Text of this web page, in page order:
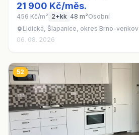
21 900 Kč/měs.
456 Kč/m² 2+kk 48 m²Osobní
Lidická, Šlapanice, okres Brno-venkov
06. 08. 2026
52